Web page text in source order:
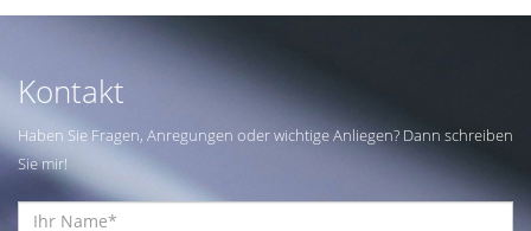
Kontakt
Haben Sie Fragen, Anregungen oder wichtige Anliegen? Dann schreiben
Sie mir!